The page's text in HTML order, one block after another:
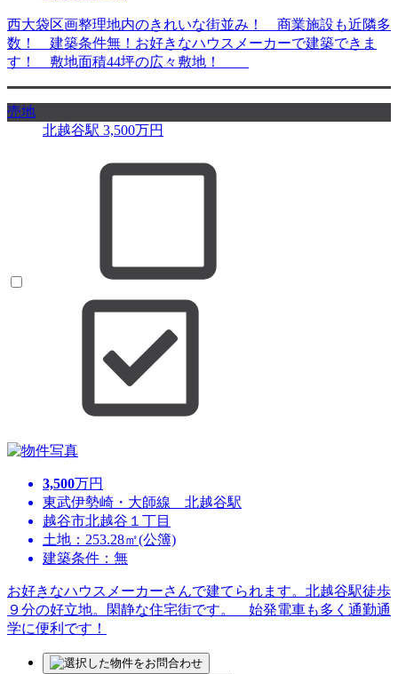
西大袋区画整理地内のきれいな街並み！ 商業施設も近隣多
数！ 建築条件無！お好きなハウスメーカーで建築できま
す！ 敷地面積44坪の広々敷地！
売地
北越谷駅 3,500万円
3,500万円
東武伊勢崎・大師線 北越谷駅
越谷市北越谷１丁目
土地：253.28㎡(公簿)
建築条件：無
お好きなハウスメーカーさんで建てられます。北越谷駅徒歩
９分の好立地。閑静な住宅街です。 始発電車も多く通勤通
学に便利です！